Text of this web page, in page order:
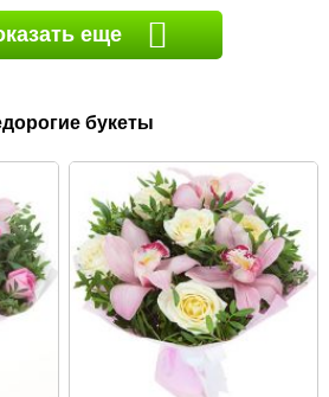
еще
букеты